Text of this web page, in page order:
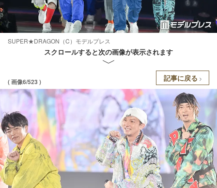
SUPER★DRAGON（C）モデルプレス
スクロールすると次の画像が表示されます
( 画像6/523 ) 記事に戻る